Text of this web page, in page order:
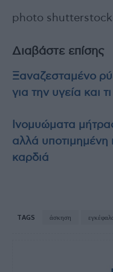
photo shutterstock
Διαβάστε επίσης
Ξαναζεσταμένο
για την υγεία και
Ινομυώματα
αλλά
καρδιά
TAGS άσκηση